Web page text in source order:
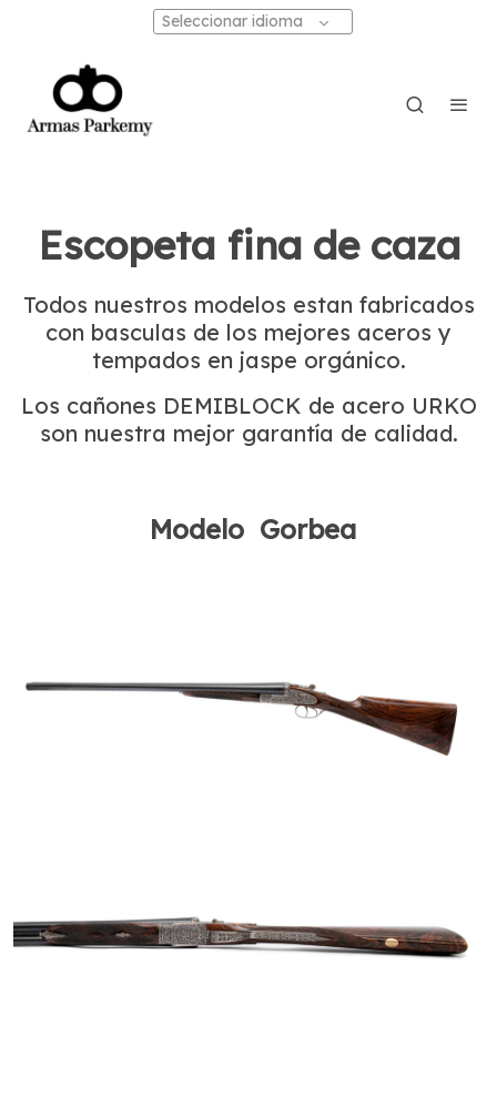
Seleccionar idioma
Escopeta fina de caza
Todos nuestros modelos estan fabricados
con basculas de los mejores aceros y
tempados en jaspe orgánico.
Los cañones DEMIBLOCK de acero URKO
son nuestra mejor garantía de calidad.
Modelo Gorbea